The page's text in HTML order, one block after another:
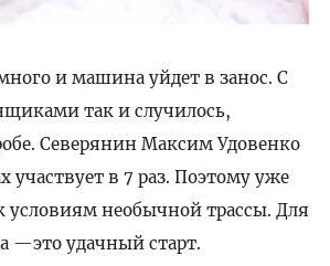
и машина уйдет в занос. С
так и случилось,
Северянин Максим Удовенко
участвует в 7 раз. Поэтому уже
условиям необычной трассы. Для
—это удачный старт.